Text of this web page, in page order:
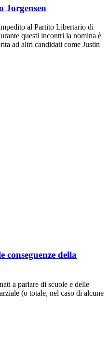
Jorgensen
al Partito Libertario di
questi incontri la nomina è
ad altri candidati come Justin
conseguenze della
a parlare di scuole e delle
(o totale, nel caso di alcune